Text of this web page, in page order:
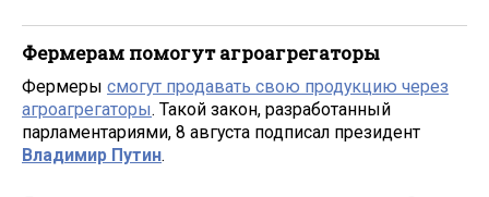
Фермерам помогут агроагрегаторы
Фермеры смогут продавать свою продукцию через
агроагрегаторы. Такой закон, разработанный
парламентариями, 8 августа подписал президент
Владимир Путин.